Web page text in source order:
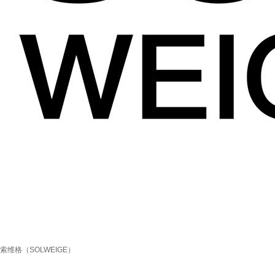
索维格（SOLWEIGE）